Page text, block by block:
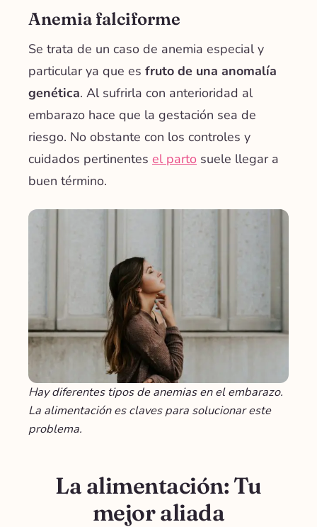
Anemia falciforme
Se trata de un caso de anemia especial y
particular ya que es fruto de una anomalía
genética. Al sufrirla con anterioridad al
embarazo hace que la gestación sea de
riesgo. No obstante con los controles y
cuidados pertinentes el parto suele llegar a
buen término.
Hay diferentes tipos de anemias en el embarazo.
La alimentación es claves para solucionar este
problema.
La alimentación: Tu
mejor aliada